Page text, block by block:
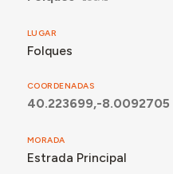
LUGAR
Folques
COORDENADAS
40.223699,-8.0092705
MORADA
Estrada Principal